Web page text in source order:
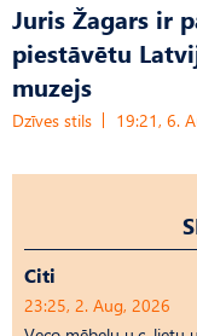
Juris Žagars ir
piestāvētu
muzejs
Dzīves stils 19:21, 6.
Citi
23:25, 2. Aug, 2026